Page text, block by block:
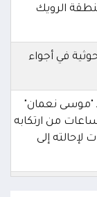
الرويك
في أجواء
"موسى نعمان"
من ارتكابه
لإحالته إلى